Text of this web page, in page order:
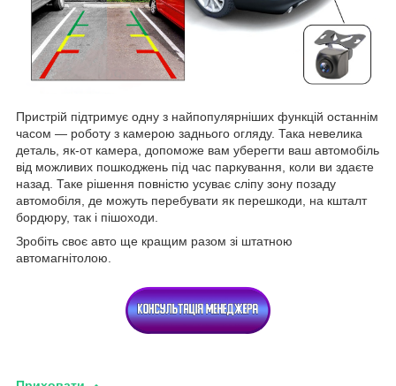
Пристрій підтримує одну з найпопулярніших функцій останнім
часом — роботу з камерою заднього огляду. Така невелика
деталь, як-от камера, допоможе вам уберегти ваш автомобіль
від можливих пошкоджень під час паркування, коли ви здаєте
назад. Таке рішення повністю усуває сліпу зону позаду
автомобіля, де можуть перебувати як перешкоди, на кшталт
бордюру, так і пішоходи.
Зробіть своє авто ще кращим разом зі штатною
автомагнітолою.